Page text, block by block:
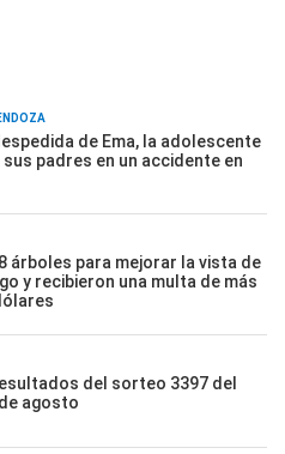
de Ema, la adolescente
padres en un accidente en
árboles para mejorar la vista de
y recibieron una multa de más
del sorteo 3397 del
agosto